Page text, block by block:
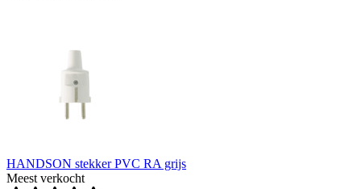
HANDSON stekker PVC RA grijs
Meest verkocht